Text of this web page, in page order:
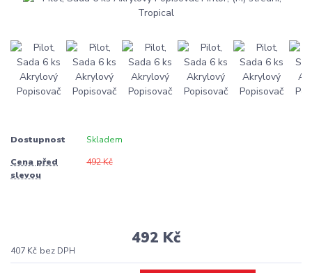
Dostupnost Skladem
Cena před
slevou
492 Kč
492 Kč
407 Kč bez DPH